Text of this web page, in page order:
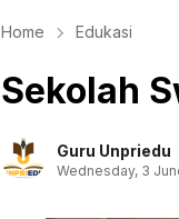
Home Edukasi
Sekolah
Guru Unpriedu
Wednesday, 3